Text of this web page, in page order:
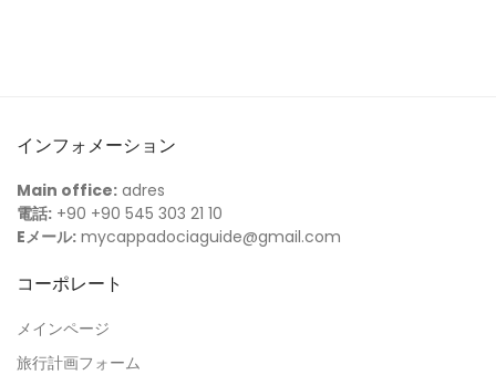
インフォメーション
Main office: adres
電話: +90 +90 545 303 21 10
Eメール: mycappadociaguide@gmail.com
コーポレート
メインページ
旅行計画フォーム